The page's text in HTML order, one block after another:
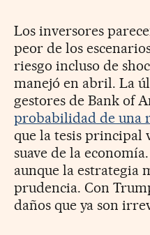
Los inversores
peor de los
riesgo incluso de
manejó en abril. La
gestores de Bank of
probabilidad de una
que la tesis principal
suave de la
aunque la estrategia
prudencia. Con
daños que ya son